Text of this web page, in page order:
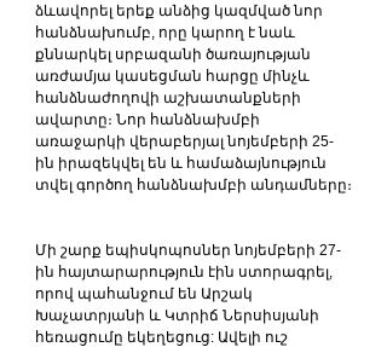
ձևավորել երեք անձից կազմված նոր
հանձնախումբ, որը կարող է նաև
քննարկել սրբազանի ծառայության
առժամյա կասեցման հարցը մինչև
հանձնաժողովի աշխատանքների
ավարտը։ Նոր հանձնախմբի
առաջարկի վերաբերյալ նոյեմբերի 25-
ին իրազեկվել են և համաձայնություն
տվել գործող հանձնախմբի անդամները։
Մի շարք եպիսկոպոսներ նոյեմբերի 27-
ին հայտարարություն էին ստորագրել,
որով պահանջում են Արշակ
Խաչատրյանի և Կտրիճ Ներսիսյանի
հեռացումը եկեղեցուց: Ավելի ուշ